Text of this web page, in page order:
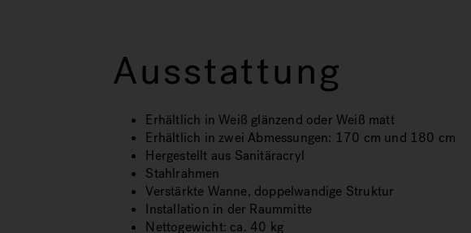
Ausstattung
Erhältlich in Weiß glänzend oder Weiß matt
Erhältlich in zwei Abmessungen: 170 cm und 180 cm
Hergestellt aus Sanitäracryl
Stahlrahmen
Verstärkte Wanne, doppelwandige Struktur
Installation in der Raummitte
Nettogewicht: ca. 40 kg